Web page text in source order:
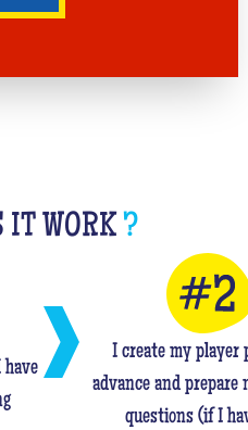
IT WORK ?
I create my player
advance and prepare
questions (if I